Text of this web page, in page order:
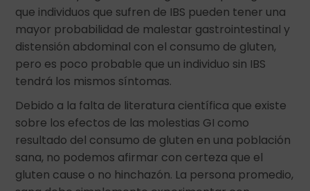
que individuos que sufren de IBS pueden tener una
mayor probabilidad de malestar gastrointestinal y
distensión abdominal con el consumo de gluten,
pero es poco probable que un individuo sin IBS
tendrá los mismos síntomas.
Debido a la falta de literatura científica que existe
sobre los efectos de las molestias GI como
resultado del consumo de gluten en una población
sana, no podemos afirmar con certeza que el
gluten cause o no hinchazón. La persona promedio,